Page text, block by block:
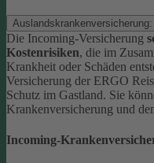
Die Incoming-Versicherung
Kostenrisiken, die im
Krankheit oder Schäden
Versicherung der ERGO
Schutz im Gastland. Sie
Krankenversicherung und
Incoming-​